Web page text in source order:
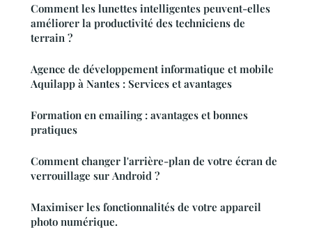
Comment les lunettes intelligentes peuvent-elles
améliorer la productivité des techniciens de
terrain ?
Agence de développement informatique et mobile
Aquilapp à Nantes : Services et avantages
Formation en emailing : avantages et bonnes
pratiques
Comment changer l'arrière-plan de votre écran de
verrouillage sur Android ?
Maximiser les fonctionnalités de votre appareil
photo numérique.